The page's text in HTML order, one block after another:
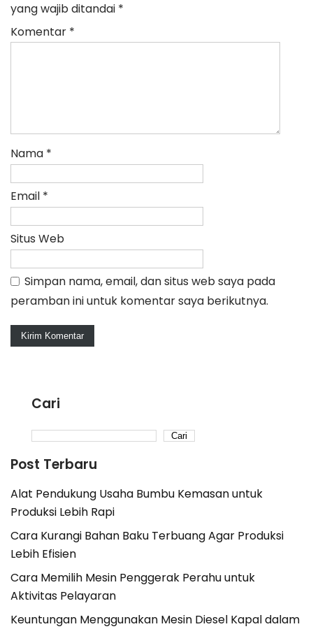
yang wajib ditandai *
Komentar *
Nama *
Email *
Situs Web
Simpan nama, email, dan situs web saya pada
peramban ini untuk komentar saya berikutnya.
Cari
Cari
Post Terbaru
Alat Pendukung Usaha Bumbu Kemasan untuk
Produksi Lebih Rapi
Cara Kurangi Bahan Baku Terbuang Agar Produksi
Lebih Efisien
Cara Memilih Mesin Penggerak Perahu untuk
Aktivitas Pelayaran
Keuntungan Menggunakan Mesin Diesel Kapal dalam